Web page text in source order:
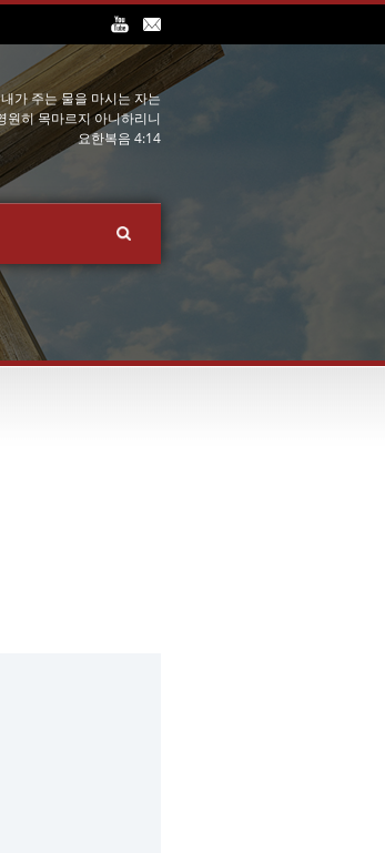
내가 주는 물을 마시는 자는
원히 목마르지 아니하리니
요한복음 4:14